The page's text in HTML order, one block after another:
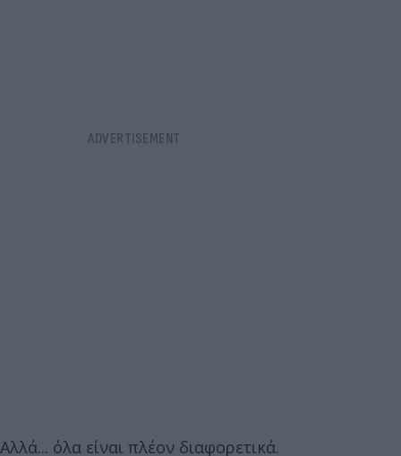
Αλλά... όλα είναι πλέον διαφορετικά.